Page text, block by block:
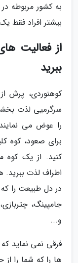
به کشور مربوطه
بیشتر افراد فقط
از فعالیت
ببرید
کوهنوردی، پرش
سرگرمیی لذت
را عوض می
کنید. از یک کوه
اطراف لذت ببرید.
در دل طبیعت را
جامپینگ،
و...
فرقی نمی نماید
ها را که شما را